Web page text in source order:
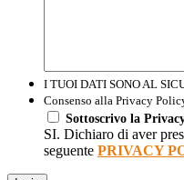
I TUOI DATI SONO AL
Consenso alla Privacy
Sottoscrivo la
SI. Dichiaro di aver
seguente PRIVACY